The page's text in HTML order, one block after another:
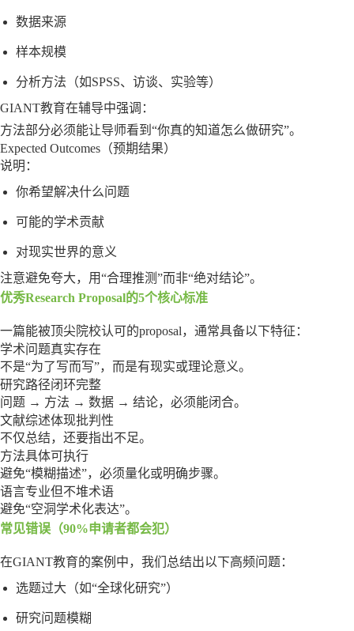
数据来源
样本规模
分析方法（如SPSS、访谈、实验等）
GIANT教育在辅导中强调：
方法部分必须能让导师看到“你真的知道怎么做研究”。
Expected Outcomes（预期结果）
说明：
你希望解决什么问题
可能的学术贡献
对现实世界的意义
注意避免夸大，用“合理推测”而非“绝对结论”。
优秀Research Proposal的5个核心标准
一篇能被顶尖院校认可的proposal，通常具备以下特征：
学术问题真实存在
不是“为了写而写”，而是有现实或理论意义。
研究路径闭环完整
问题 → 方法 → 数据 → 结论，必须能闭合。
文献综述体现批判性
不仅总结，还要指出不足。
方法具体可执行
避免“模糊描述”，必须量化或明确步骤。
语言专业但不堆术语
避免“空洞学术化表达”。
常见错误（90%申请者都会犯）
在GIANT教育的案例中，我们总结出以下高频问题：
选题过大（如“全球化研究”）
研究问题模糊